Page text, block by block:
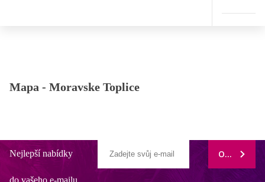
Mapa - Moravske Toplice
Nejlepší nabídky
do vašeho e-mailu
ODEBÍRAT